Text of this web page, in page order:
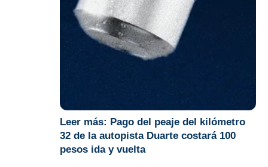
Leer más: Pago del peaje del kilómetro
32 de la autopista Duarte costará 100
pesos ida y vuelta